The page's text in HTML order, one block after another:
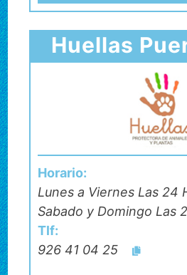
Huellas
Horario:
Lunes a Viernes Las 24
Sabado y Domingo Las
Tlf:
926 41 04 25